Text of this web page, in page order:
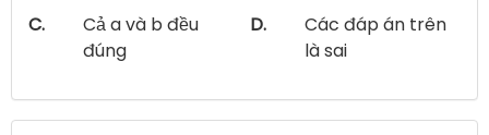
C.
Cả a và b đều
đúng
D.
Các đáp án trên
là sai